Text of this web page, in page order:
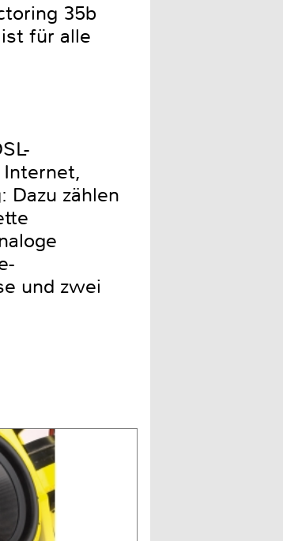
35b
für alle
zählen
und zwei